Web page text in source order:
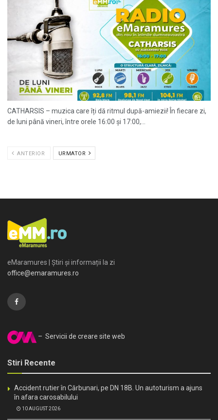
CATHARSIS – muzica care îți dă ritmul după-amiezii! În fiecare zi,
de luni până vineri, între orele 16:00 și 17:00,...
ANTERIOR URMATOR
eMaramures | Știri și informații la zi
office@emaramures.ro
– Servicii de creare site web
Stiri Recente
Accident rutier în Cărbunari, pe DN 18B. Un autoturism a ajuns
în afara carosabilului
10 AUGUST 2026